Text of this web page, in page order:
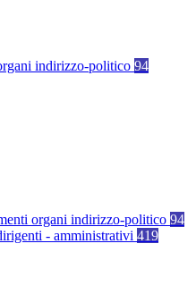
indirizzo-politico 94
organi indirizzo-politico 94
- amministrativi 419